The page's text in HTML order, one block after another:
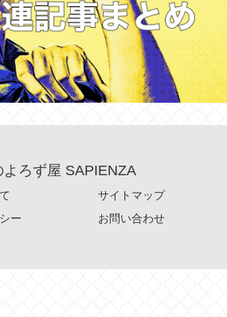
よろず屋 SAPIENZA
サイトマップ
ー
お問い合わせ